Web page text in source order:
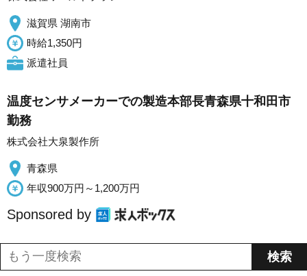
滋賀県 湖南市
時給1,350円
派遣社員
温度センサメーカーでの製造本部長青森県十和田市
勤務
株式会社大泉製作所
青森県
年収900万円～1,200万円
Sponsored by